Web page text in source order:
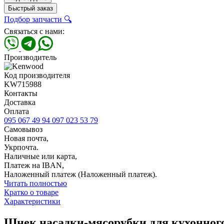
Быстрый заказ
Подбор запчасти 🔍
Связаться с нами:
Производитель
Код производителя
KW715988
Контакты
Доставка
Оплата
095 067 49 94 097 023 53 79
Самовывоз
Новая почта,
Укрпочта.
Наличные или карта,
Платеж на IBAN,
Наложенный платеж (Наложенный платеж).
Читать полностью
Кратко о товаре
Характеристики